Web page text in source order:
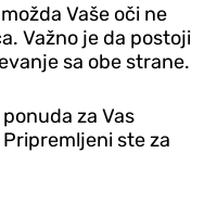
Vaše oči ne
Važno je da postoji
sa obe strane.
za Vas
ste za